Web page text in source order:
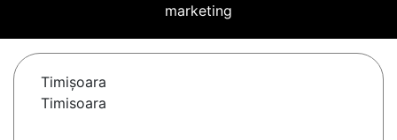
marketing
Timişoara
Timisoara